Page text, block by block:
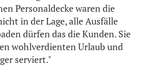
Personaldecke waren die
in der Lage, alle Ausfälle
dürfen das die Kunden. Sie
wohlverdienten Urlaub und
serviert."